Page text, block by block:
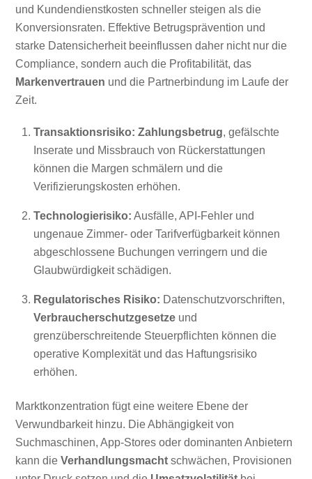
und Kundendienstkosten schneller steigen als die
Konversionsraten. Effektive Betrugsprävention und
starke Datensicherheit beeinflussen daher nicht nur die
Compliance, sondern auch die Profitabilität, das
Markenvertrauen und die Partnerbindung im Laufe der
Zeit.
Transaktionsrisiko: Zahlungsbetrug, gefälschte
Inserate und Missbrauch von Rückerstattungen
können die Margen schmälern und die
Verifizierungskosten erhöhen.
Technologierisiko: Ausfälle, API-Fehler und
ungenaue Zimmer- oder Tarifverfügbarkeit können
abgeschlossene Buchungen verringern und die
Glaubwürdigkeit schädigen.
Regulatorisches Risiko: Datenschutzvorschriften,
Verbraucherschutzgesetze und
grenzüberschreitende Steuerpflichten können die
operative Komplexität und das Haftungsrisiko
erhöhen.
Marktkonzentration fügt eine weitere Ebene der
Verwundbarkeit hinzu. Die Abhängigkeit von
Suchmaschinen, App-Stores oder dominanten Anbietern
kann dieVerhandlungsmacht schwächen, Provisionen